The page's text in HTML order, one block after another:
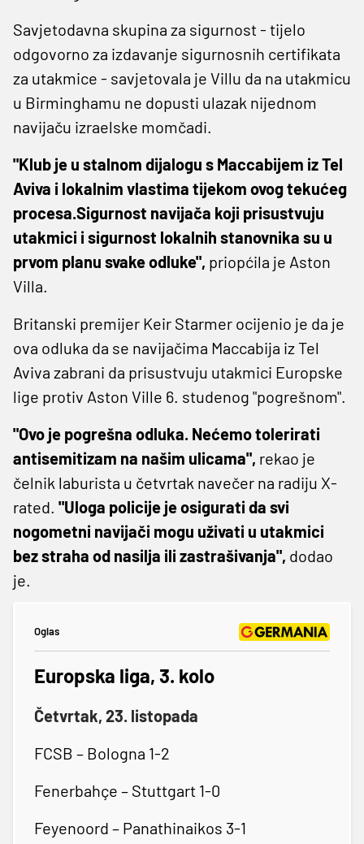
Savjetodavna skupina za sigurnost - tijelo
odgovorno za izdavanje sigurnosnih certifikata
za utakmice - savjetovala je Villu da na utakmicu
u Birminghamu ne dopusti ulazak nijednom
navijaču izraelske momčadi.
"Klub je u stalnom dijalogu s Maccabijem iz Tel
Aviva i lokalnim vlastima tijekom ovog tekućeg
procesa.Sigurnost navijača koji prisustvuju
utakmici i sigurnost lokalnih stanovnika su u
prvom planu svake odluke", priopćila je Aston
Villa.
Britanski premijer Keir Starmer ocijenio je da je
ova odluka da se navijačima Maccabija iz Tel
Aviva zabrani da prisustvuju utakmici Europske
lige protiv Aston Ville 6. studenog "pogrešnom".
"Ovo je pogrešna odluka. Nećemo tolerirati
antisemitizam na našim ulicama", rekao je
čelnik laburista u četvrtak navečer na radiju X-
rated. "Uloga policije je osigurati da svi
nogometni navijači mogu uživati ​​u utakmici
bez straha od nasilja ili zastrašivanja", dodao
je.
Oglas
Europska liga, 3. kolo
Četvrtak, 23. listopada
FCSB – Bologna 1-2
Fenerbahçe – Stuttgart 1-0
Feyenoord – Panathinaikos 3-1